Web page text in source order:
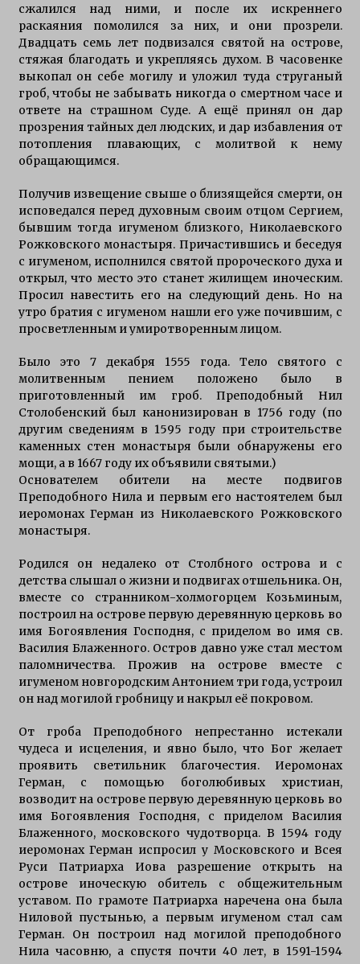
сжалился над ними, и после их искреннего
раскаяния помолился за них, и они прозрели.
Двадцать семь лет подвизался святой на острове,
стяжая благодать и укрепляясь духом. В часовенке
выкопал он себе могилу и уложил туда струганый
гроб, чтобы не забывать никогда о смертном часе и
ответе на страшном Суде. А ещё принял он дар
прозрения тайных дел людских, и дар избавления от
потопления плавающих, с молитвой к нему
обращающимся.
Получив извещение свыше о близящейся смерти, он
исповедался перед духовным своим отцом Сергием,
бывшим тогда игуменом близкого, Николаевского
Рожковского монастыря. Причастившись и беседуя
с игуменом, исполнился святой пророческого духа и
открыл, что место это станет жилищем иноческим.
Просил навестить его на следующий день. Но на
утро братия с игуменом нашли его уже почившим, с
просветленным и умиротворенным лицом.
Было это 7 декабря 1555 года. Тело святого с
молитвенным пением положено было в
приготовленный им гроб. Преподобный Нил
Столобенский был канонизирован в 1756 году (по
другим сведениям в 1595 году при строительстве
каменных стен монастыря были обнаружены его
мощи, а в 1667 году их объявили святыми.)
Основателем обители на месте подвигов
Преподобного Нила и первым его настоятелем был
иеромонах Герман из Николаевского Рожковского
монастыря.
Родился он недалеко от Столбного острова и с
детства слышал о жизни и подвигах отшельника. Он,
вместе со странником-холмогорцем Козьминым,
построил на острове первую деревянную церковь во
имя Богоявления Господня, с приделом во имя св.
Василия Блаженного. Остров давно уже стал местом
паломничества. Прожив на острове вместе с
игуменом новгородским Антонием три года, устроил
он над могилой гробницу и накрыл её покровом.
От гроба Преподобного непрестанно истекали
чудеса и исцеления, и явно было, что Бог желает
проявить светильник благочестия. Иеромонах
Герман, с помощью боголюбивых христиан,
возводит на острове первую деревянную церковь во
имя Богоявления Господня, с приделом Василия
Блаженного, московского чудотворца. В 1594 году
иеромонах Герман испросил у Московского и Всея
Руси Патриарха Иова разрешение открыть на
острове иноческую обитель с общежительным
уставом. По грамоте Патриарха наречена она была
Ниловой пустынью, а первым игуменом стал сам
Герман. Он построил над могилой преподобного
Нила часовню, а спустя почти 40 лет, в 1591-1594